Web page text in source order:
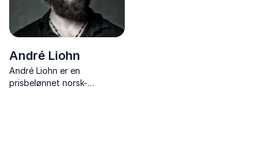
André Liohn
André Liohn er en
prisbelønnet norsk-